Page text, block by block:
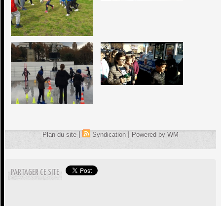
Plan du site | Syndication | Powered by WM
PARTAGER CE SITE